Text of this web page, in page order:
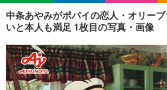
ネタ
ショッピング
エンタメ
エンタメTOP
韓流・K-POP
音楽
ライフ
ライフTOP
ペット
リリース一覧
プッシュ通知の停止方法
中条あやみがポパイの恋人・オリー
いと本人も満足 1枚目の写真・画像